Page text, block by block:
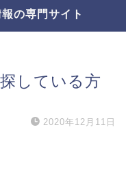
の専門サイト
している方
2020年12月11日